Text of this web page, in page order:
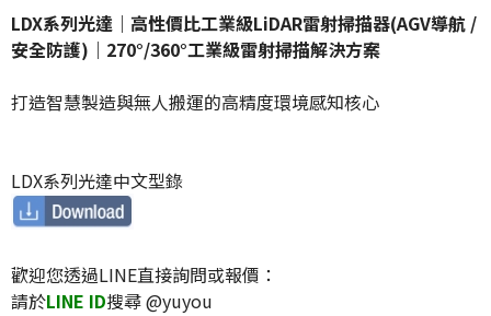
LDX系列光達｜高性價比工業級LiDAR雷射掃描器(AGV導航 /
安全防護)｜270°/360°工業級雷射掃描解決方案
打造智慧製造與無人搬運的高精度環境感知核心
LDX系列光達中文型錄
歡迎您透過LINE直接詢問或報價：
請於LINE ID搜尋 @yuyou